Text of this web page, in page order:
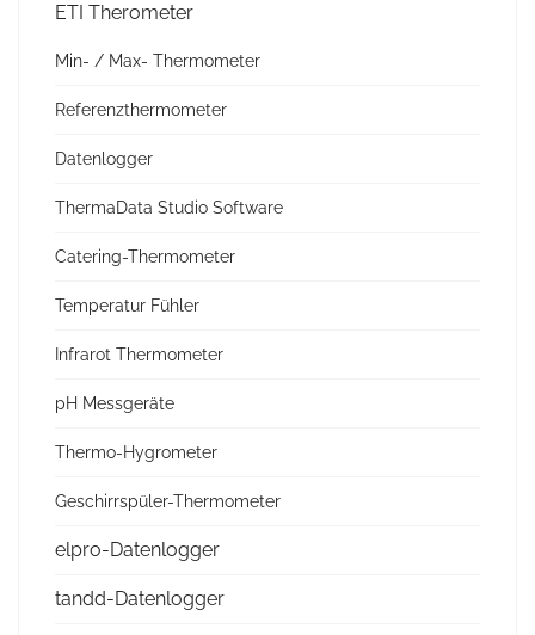
ETI Therometer
Min- / Max- Thermometer
Referenzthermometer
Datenlogger
ThermaData Studio Software
Catering-Thermometer
Temperatur Fühler
Infrarot Thermometer
pH Messgeräte
Thermo-Hygrometer
Geschirrspüler-Thermometer
elpro-Datenlogger
tandd-Datenlogger